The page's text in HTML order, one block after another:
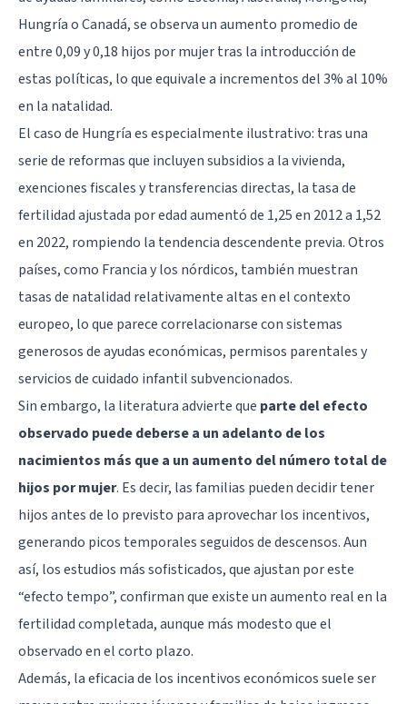
Hungría o Canadá, se observa un aumento promedio de
entre 0,09 y 0,18 hijos por mujer tras la introducción de
estas políticas, lo que equivale a incrementos del 3% al 10%
en la natalidad.
El caso de Hungría es especialmente ilustrativo: tras una
serie de reformas que incluyen subsidios a la vivienda,
exenciones fiscales y transferencias directas, la tasa de
fertilidad ajustada por edad aumentó de 1,25 en 2012 a 1,52
en 2022, rompiendo la tendencia descendente previa. Otros
países, como Francia y los nórdicos, también muestran
tasas de natalidad relativamente altas en el contexto
europeo, lo que parece correlacionarse con sistemas
generosos de ayudas económicas, permisos parentales y
servicios de cuidado infantil subvencionados.
Sin embargo, la literatura advierte que parte del efecto
observado puede deberse a un adelanto de los
nacimientos más que a un aumento del número total de
hijos por mujer. Es decir, las familias pueden decidir tener
hijos antes de lo previsto para aprovechar los incentivos,
generando picos temporales seguidos de descensos. Aun
así, los estudios más sofisticados, que ajustan por este
“efecto tempo”, confirman que existe un aumento real en la
fertilidad completada, aunque más modesto que el
observado en el corto plazo.
Además, la eficacia de los incentivos económicos suele ser